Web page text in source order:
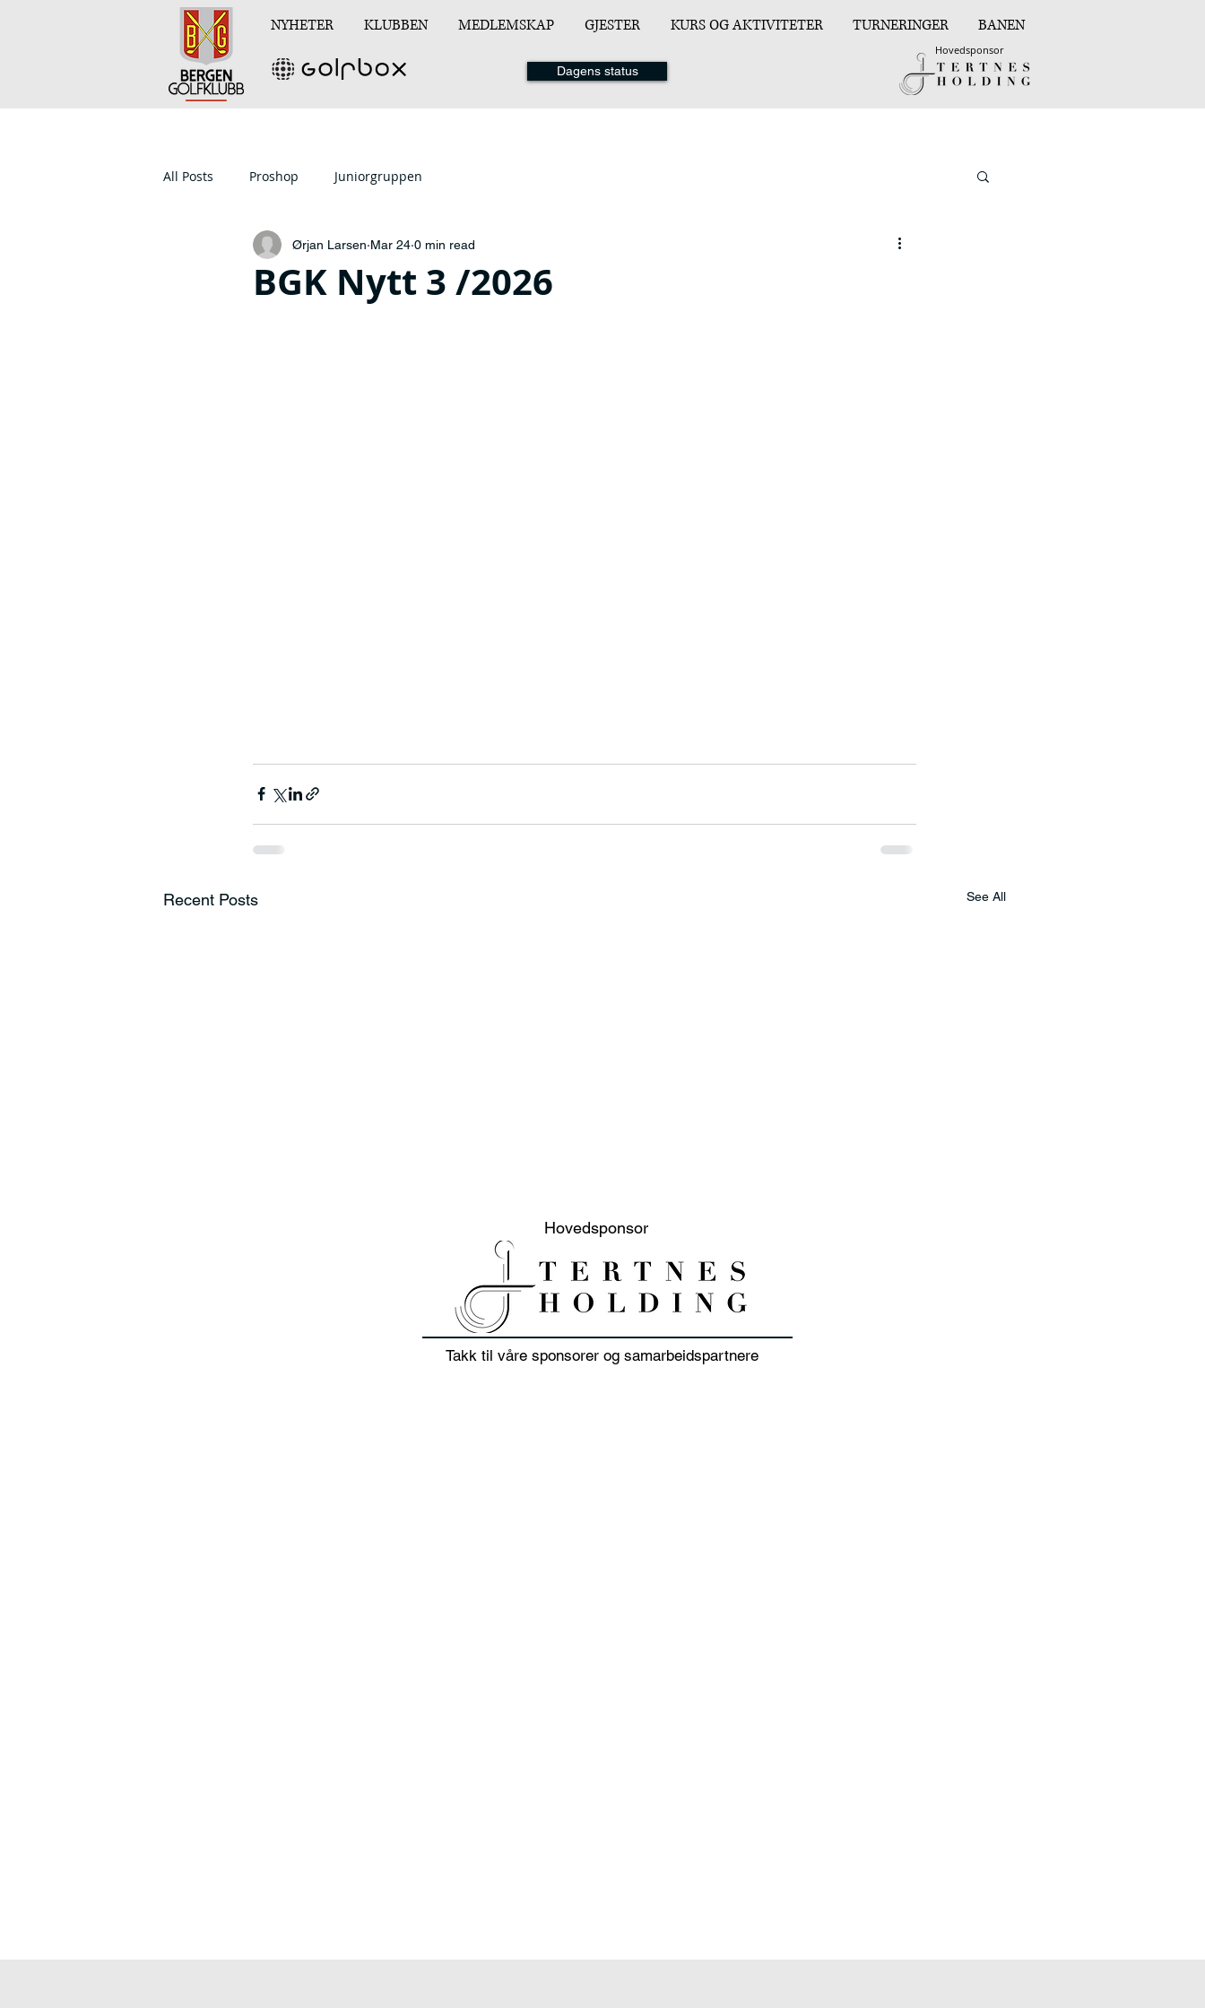
NYHETER KLUBBEN MEDLEMSKAP GJESTER KURS OG AKTIVITETER TURNERINGER BANEN
Dagens status
Hovedsponsor
All Posts Proshop Juniorgruppen
BGK Nytt 3 /2026
Ørjan Larsen Mar 24 0 min read
Recent Posts See All
20% sommer salg på klær
Hovedsponsor
Takk til våre sponsorer og samarbeidspartnere